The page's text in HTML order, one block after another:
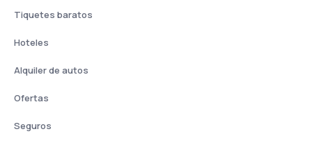
Tiquetes baratos
Hoteles
Alquiler de autos
Ofertas
Seguros